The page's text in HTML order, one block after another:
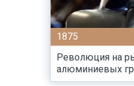
1875
Революция на
алюминиевых